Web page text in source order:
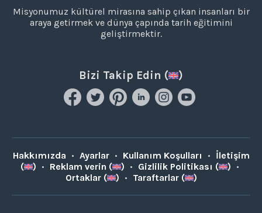
Misyonumuz kültürel mirasına sahip çıkan insanları bir
araya getirmek ve dünya çapında tarih eğitimini
geliştirmektir.
Bizi Takip Edin ( )
Hakkımızda • Ayarlar • Kullanım Koşulları • İletişim
(
) • Reklam verin ( ) • Gizlilik Politikası ( ) •
Ortaklar (
) • Taraftarlar ( )